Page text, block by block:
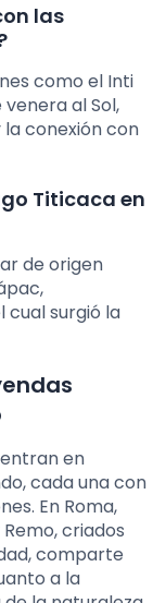
las
como el Inti
al Sol,
conexión con
Titicaca en
de origen
surgió la
en
cada una con
En Roma,
criados
comparte
a la